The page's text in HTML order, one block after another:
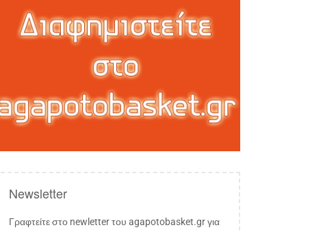
Newsletter
Γραφτείτε στο newletter του agapotobasket.gr για